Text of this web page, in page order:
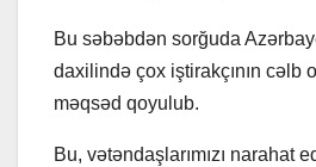
Bu səbəbdən sorğuda
daxilində çox iştirakçının cəlb
məqsəd qoyulub.
Bu, vətəndaşlarımızı narahat